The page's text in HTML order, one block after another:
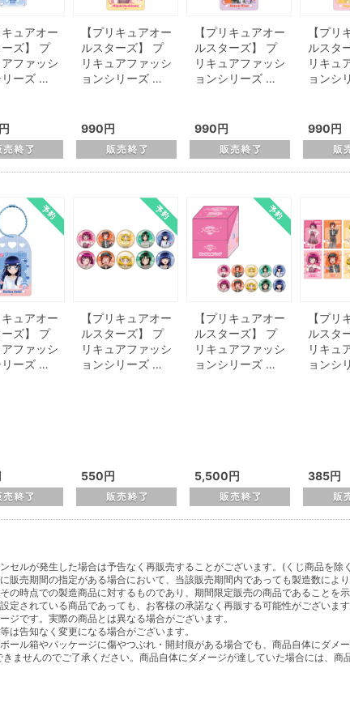
キュアオー
ズ】 プ
アファッシ
リーズ …
【プリキュアオー
ルスターズ】 プ
リキュアファッシ
ョンシリーズ …
990円
【プリキュアオー
ルスターズ】 プ
リキュアファッシ
ョンシリーズ …
990円
【プリ
ルスタ
リキュ
ョンシ
990円
キュアオー
ズ】 プ
アファッシ
リーズ …
【プリキュアオー
ルスターズ】 プ
リキュアファッシ
ョンシリーズ …
550円
【プリキュアオー
ルスターズ】 プ
リキュアファッシ
ョンシリーズ …
5,500円
【プリ
ルスタ
リキュ
ョンシ
385円
セルが発生した場合は予告なく再販売することがございます。(くじ商品を除く
販売期間の指定がある場合において、当該販売期間内であっても製造数によ
の時点での製造商品に対するものであり、期間限定販売の商品であることを
定されている商品であっても、お客様の承諾なく再販する可能性がございま
ジです。実際の商品とは異なる場合がございます。
は告知なく変更になる場合がございます。
ール箱やパッケージに傷やつぶれ・開封痕がある場合でも、商品自体にダメ
ませんのでご了承ください。商品自体にダメージが達していた場合には、商